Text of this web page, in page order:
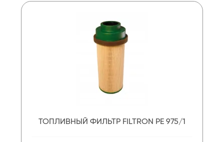
ТОПЛИВНЫЙ ФИЛЬТР FILTRON PE 975/1